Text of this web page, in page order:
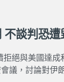
不談判恐
絕與美國達
議，討論對伊